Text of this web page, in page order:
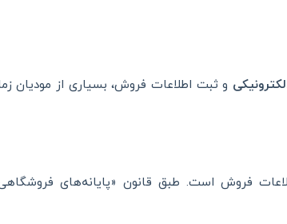
و ثبت اطلاعات فروش، بسیاری از مودیان
فروش است. طبق قانون «پایانه‌های